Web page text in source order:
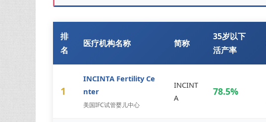
排
名
医疗机构名称 简称
35岁以下
活产率
1
INCINTA Fertility Ce
nter
美国IFC试管婴儿中心
INCINT
A
78.5%